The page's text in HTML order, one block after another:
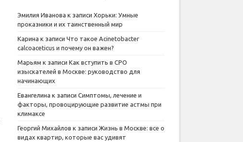
Эмилия Иванова к записи Хорьки: Умные
проказники и их таинственный мир
Карина к записи Что такое Acinetobacter
calcoaceticus и почему он важен?
Марьям к записи Как вступить в СРО
изыскателей в Москве: руководство для
начинающих
Евангелина к записи Симптомы, лечение и
факторы, провоцирующие развитие астмы при
климаксе
Георгий Михайлов к записи Жизнь в Москве: все о
видах квартир, которые вас удивят